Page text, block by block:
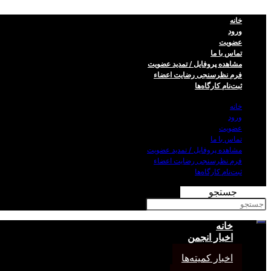
خانه
ورود
عضویت
تماس با ما
مشاهده پروفایل / تمدید عضویت
فرم نظر‌سنجی رضایت اعضاء
ثبت‌نام کارگاه‌ها
خانه
ورود
عضویت
تماس با ما
مشاهده پروفایل / تمدید عضویت
فرم نظر‌سنجی رضایت اعضاء
ثبت‌نام کارگاه‌ها
جستجو
خانه
اخبار انجمن
اخبار کمیته‌ها